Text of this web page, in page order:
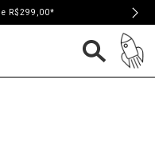
R$299,00*